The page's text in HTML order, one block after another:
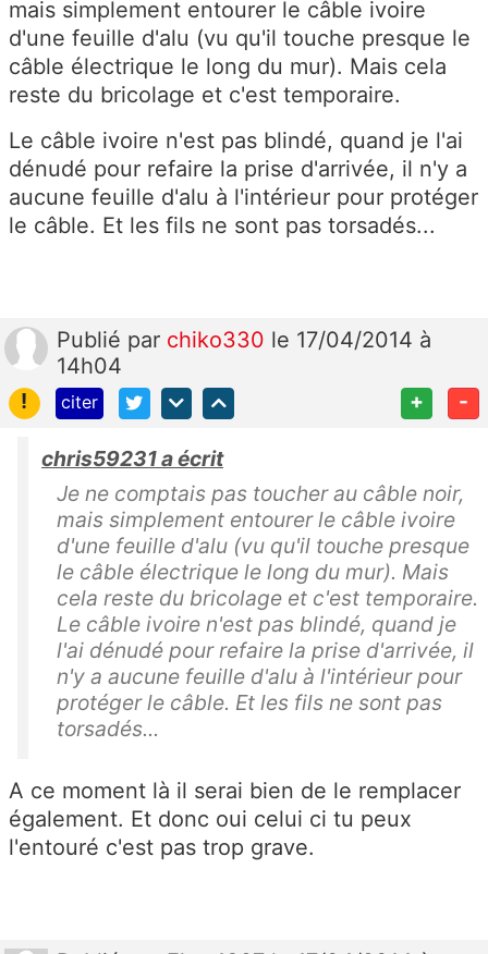
mais simplement entourer le câble ivoire
d'une feuille d'alu (vu qu'il touche presque le
câble électrique le long du mur). Mais cela
reste du bricolage et c'est temporaire.
Le câble ivoire n'est pas blindé, quand je l'ai
dénudé pour refaire la prise d'arrivée, il n'y a
aucune feuille d'alu à l'intérieur pour protéger
le câble. Et les fils ne sont pas torsadés...
Publié par chiko330 le 17/04/2014 à
14h04
!
citer + -
chris59231 a écrit
Je ne comptais pas toucher au câble noir,
mais simplement entourer le câble ivoire
d'une feuille d'alu (vu qu'il touche presque
le câble électrique le long du mur). Mais
cela reste du bricolage et c'est temporaire.
Le câble ivoire n'est pas blindé, quand je
l'ai dénudé pour refaire la prise d'arrivée, il
n'y a aucune feuille d'alu à l'intérieur pour
protéger le câble. Et les fils ne sont pas
torsadés...
A ce moment là il serai bien de le remplacer
également. Et donc oui celui ci tu peux
l'entouré c'est pas trop grave.